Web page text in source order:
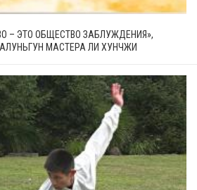
– ЭТО ОБЩЕСТВО ЗАБЛУЖДЕНИЯ»,
МАСТЕРА ЛИ ХУНЧЖИ